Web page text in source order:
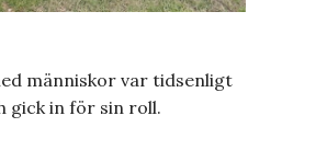
människor var tidsenligt
gick in för sin roll.